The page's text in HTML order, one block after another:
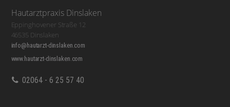
Hautarztpraxis Dinslaken
Eppinghovener Straße 12
46535 Dinslaken
info@hautarzt-dinslaken.com
www.hautarzt-dinslaken.com
02064 - 6 25 57 40